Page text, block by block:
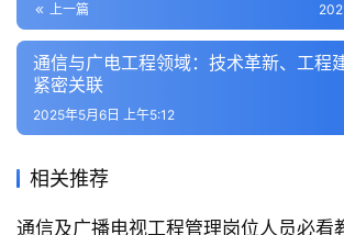
上一篇
通信与广电工程领域：技术革新、工程
紧密关联
2025年5月6日 上午5:12
相关推荐
通信及广播电视工程管理岗位人员必看